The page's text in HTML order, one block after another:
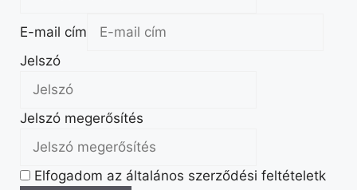
E-mail cím
Jelszó
Jelszó megerősítés
Elfogadom az általános szerződési feltételetk